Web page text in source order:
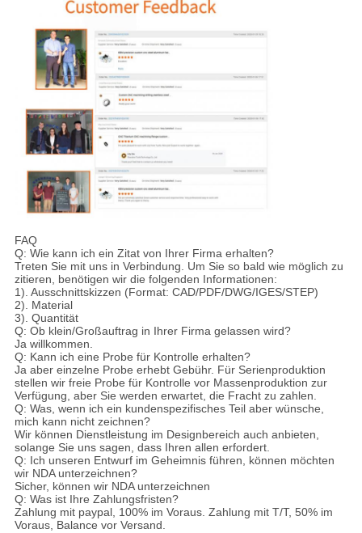
FAQ
Q: Wie kann ich ein Zitat von Ihrer Firma erhalten?
Treten Sie mit uns in Verbindung. Um Sie so bald wie möglich zu
zitieren, benötigen wir die folgenden Informationen:
1). Ausschnittskizzen (Format: CAD/PDF/DWG/IGES/STEP)
2). Material
3). Quantität
Q: Ob klein/Großauftrag in Ihrer Firma gelassen wird?
Ja willkommen.
Q: Kann ich eine Probe für Kontrolle erhalten?
Ja aber einzelne Probe erhebt Gebühr. Für Serienproduktion
stellen wir freie Probe für Kontrolle vor Massenproduktion zur
Verfügung, aber Sie werden erwartet, die Fracht zu zahlen.
Q: Was, wenn ich ein kundenspezifisches Teil aber wünsche,
mich kann nicht zeichnen?
Wir können Dienstleistung im Designbereich auch anbieten,
solange Sie uns sagen, dass Ihren allen erfordert.
Q: Ich unseren Entwurf im Geheimnis führen, können möchten
wir NDA unterzeichnen?
Sicher, können wir NDA unterzeichnen
Q: Was ist Ihre Zahlungsfristen?
Zahlung mit paypal, 100% im Voraus. Zahlung mit T/T, 50% im
Voraus, Balance vor Versand.